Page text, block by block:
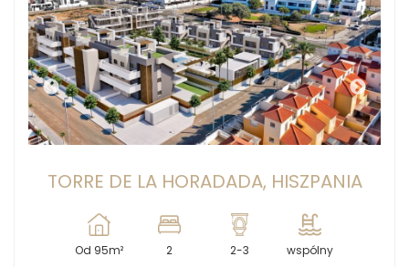
TORRE DE LA HORADADA, HISZPANIA
Od 95m² 2 2-3 wspólny